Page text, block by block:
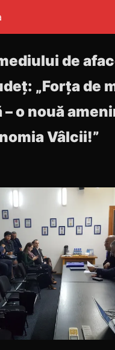
de
„Forța de
o nouă
Vâlcii!”